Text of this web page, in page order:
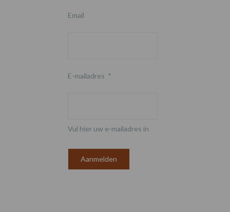
Email
E-mailadres *
Vul hier uw e-mailadres in